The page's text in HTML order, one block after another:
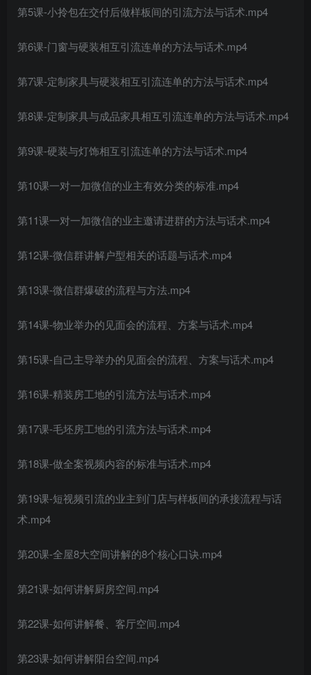
第5课-小拎包在交付后做样板间的引流方法与话术.mp4
第6课-门窗与硬装相互引流连单的方法与话术.mp4
第7课-定制家具与硬装相互引流连单的方法与话术.mp4
第8课-定制家具与成品家具相互引流连单的方法与话术.mp4
第9课-硬装与灯饰相互引流连单的方法与话术.mp4
第10课一对一加微信的业主有效分类的标准.mp4
第11课一对一加微信的业主邀请进群的方法与话术.mp4
第12课-微信群讲解户型相关的话题与话术.mp4
第13课-微信群爆破的流程与方法.mp4
第14课-物业举办的见面会的流程、方案与话术.mp4
第15课-自己主导举办的见面会的流程、方案与话术.mp4
第16课-精装房工地的引流方法与话术.mp4
第17课-毛坯房工地的引流方法与话术.mp4
第18课-做全案视频内容的标准与话术.mp4
第19课-短视频引流的业主到门店与样板间的承接流程与话
术.mp4
第20课-全屋8大空间讲解的8个核心口诀.mp4
第21课-如何讲解厨房空间.mp4
第22课-如何讲解餐、客厅空间.mp4
第23课-如何讲解阳台空间.mp4